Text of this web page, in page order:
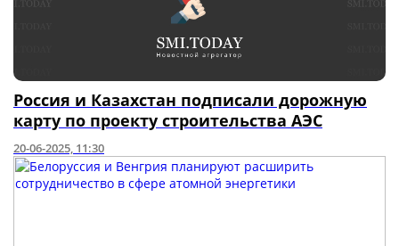
Россия и Казахстан подписали дорожную
карту по проекту строительства АЭС
20-06-2025, 11:30